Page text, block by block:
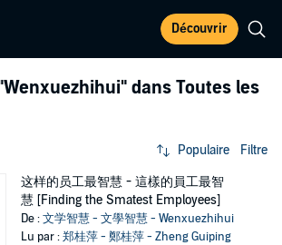
Découvrir
dans Toutes les
Populaire Filtre
这样的员工最智慧 - 這樣的員工最智
慧 [Finding the Smatest Employees]
De :文学智慧 - 文學智慧 - Wenxuezhihui
Lu par :郑桂萍 - 鄭桂萍 - Zheng Guiping